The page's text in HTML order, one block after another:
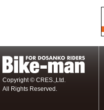
Copyright © CRES.,Ltd.
All Rights Reserved.